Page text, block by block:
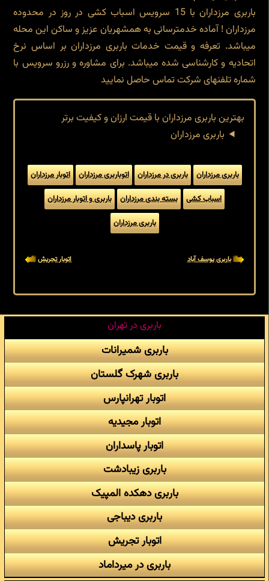
باربری مرزداران با 15 سرویس اسباب کشی در روز در محدوده
مرزداران ! آماده خدمترسانی به همشهریان عزیز و ساکن این محله
میباشد. تعرفه و قیمت خدمات باربری مرزداران بر اساس نرخ
اتحادیه و کارشناسی شده میباشد. برای مشاوره و رزرو سرویس با
شماره تلفنهای شرکت تماس حاصل نمایید
بهترین باربری مرزداران با قیمت ارزان و کیفیت برتر
باربری مرزداران
باربری مرزداران باربری در مرزداران اتوباربری مرزداران
اتوبار مرزداران
اسباب کشی
بسته بندی مرزداران
باربری و اتوبار مرزداران
باربری مرزداران
باربری یوسف آباد اتوبار تجریش
باربری در تهران
باربری شمیرانات
باربری شهرک گلستان
اتوبار تهرانپارس
اتوبار مجیدیه
اتوبار پاسداران
باربری زیبادشت
باربری دهکده المپیک
باربری دیباجی
اتوبار تجریش
باربری در میرداماد